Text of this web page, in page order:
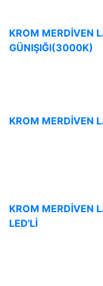
KROM MERDİVEN
GÜNIŞIĞI(3000K)
KROM MERDİVEN
KROM MERDİVEN
LED'Lİ